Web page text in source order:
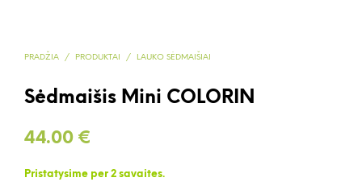
PRADŽIA / PRODUKTAI / LAUKO SĖDMAIŠIAI
Sėdmaišis Mini COLORIN
44.00 €
Pristatysime per 2 savaites.